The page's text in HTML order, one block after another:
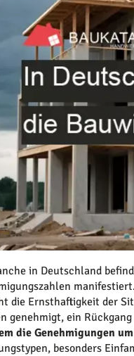
in Deutschland
die Ernsthaftigkeit der
genehmigt, ein
die Genehmigungen
besonders